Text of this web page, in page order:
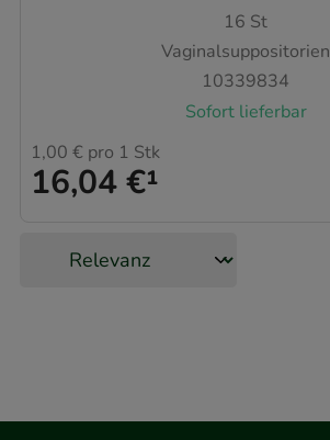
16 St
Vaginalsuppositorien
10339834
Sofort lieferbar
16,04 €¹
1,00 € pro 1 Stk